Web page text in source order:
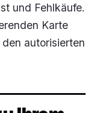
und Fehlkäufe.
Karte
autorisierten